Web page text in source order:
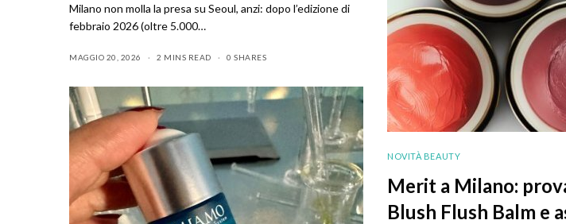
Milano non molla la presa su Seoul, anzi: dopo l’edizione di
febbraio 2026 (oltre 5.000…
MAGGIO 20, 2026 2 MINS READ 0 SHARES
NOVITÀ BEAUTY
Merit a Milano:
Blush Flush Balm e